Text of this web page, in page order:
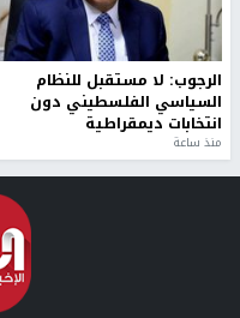
الرجوب: لا مستقبل للنظام
السياسي الفلسطيني دون
انتخابات ديمقراطية
منذ ساعة